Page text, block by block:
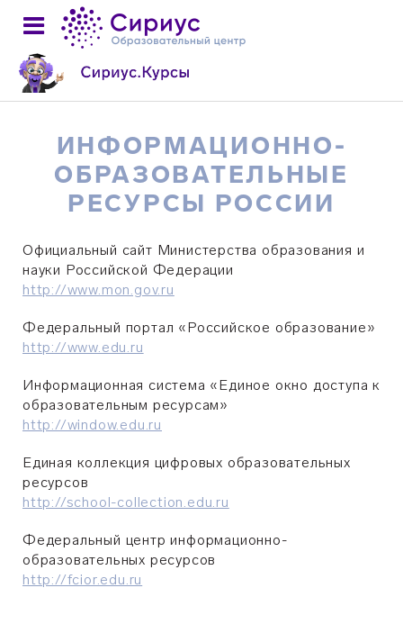
ИНФОРМАЦИОННО-
ОБРАЗОВАТЕЛЬНЫЕ
РЕСУРСЫ РОССИИ
Официальный сайт Министерства образования и
науки Российской Федерации
http://www.mon.gov.ru
Федеральный портал «Российское образование»
http://www.edu.ru
Информационная система «Единое окно доступа к
образовательным ресурсам»
http://window.edu.ru
Единая коллекция цифровых образовательных
ресурсов
http://school-collection.edu.ru
Федеральный центр информационно-
образовательных ресурсов
http://fcior.edu.ru